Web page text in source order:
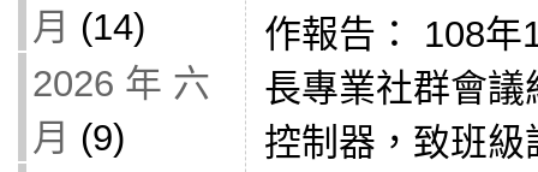
月 (14)
2026 年 六
月 (9)
作報告： 108年
長專業社群會
控制器，致班